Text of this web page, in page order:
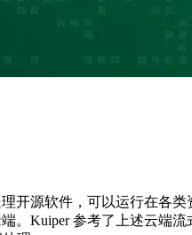
开源软件，可以运行在各
。Kuiper 参考了上述云端